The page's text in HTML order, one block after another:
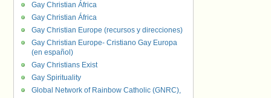
Gay Christian África
Gay Christian África
Gay Christian Europe (recursos y direcciones)
Gay Christian Europe- Cristiano Gay Europa
(en español)
Gay Christians Exist
Gay Spirituality
Global Network of Rainbow Catholic (GNRC),